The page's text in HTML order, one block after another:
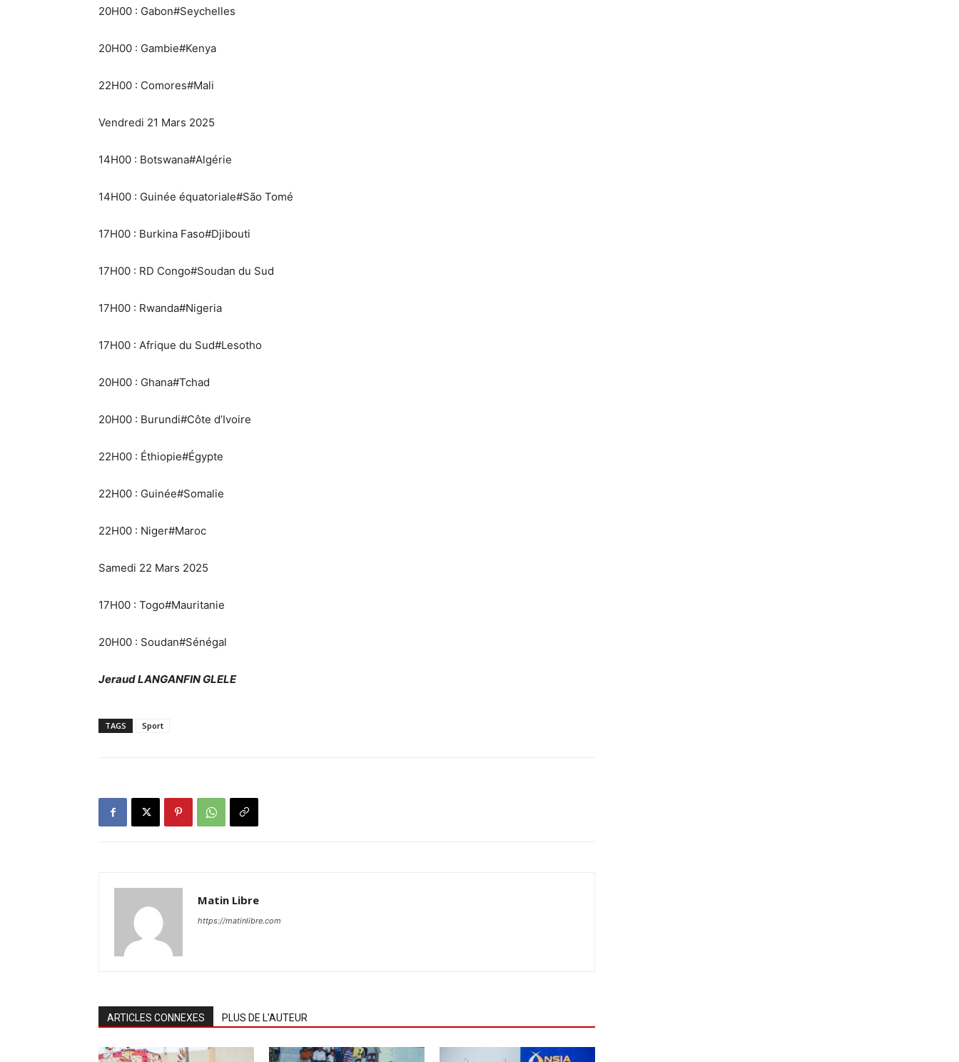
20H00 : Gabon#Seychelles
20H00 : Gambie#Kenya
22H00 : Comores#Mali
Vendredi 21 Mars 2025
14H00 : Botswana#Algérie
14H00 : Guinée équatoriale#São Tomé
17H00 : Burkina Faso#Djibouti
17H00 : RD Congo#Soudan du Sud
17H00 : Rwanda#Nigeria
17H00 : Afrique du Sud#Lesotho
20H00 : Ghana#Tchad
20H00 : Burundi#Côte d’Ivoire
22H00 : Éthiopie#Égypte
22H00 : Guinée#Somalie
22H00 : Niger#Maroc
Samedi 22 Mars 2025
17H00 : Togo#Mauritanie
20H00 : Soudan#Sénégal
Jeraud LANGANFIN GLELE
TAGS Sport
Matin Libre
https://matinlibre.com
ARTICLES CONNEXES PLUS DE L'AUTEUR